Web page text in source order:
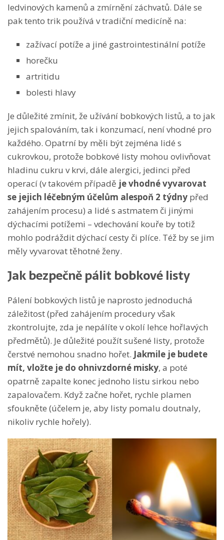
ledvinových kamenů a zmírnění záchvatů. Dále se
pak tento trik používá v tradiční medicíně na:
zažívací potíže a jiné gastrointestinální potíže
horečku
artritidu
bolesti hlavy
Je důležité zmínit, že užívání bobkových listů, a to jak
jejich spalováním, tak i konzumací, není vhodné pro
každého. Opatrní by měli být zejména lidé s
cukrovkou, protože bobkové listy mohou ovlivňovat
hladinu cukru v krvi, dále alergici, jedinci před
operací (v takovém případě je vhodné vyvarovat
se jejich léčebným účelům alespoň 2 týdny před
zahájením procesu) a lidé s astmatem či jinými
dýchacími potížemi – vdechování kouře by totiž
mohlo podráždit dýchací cesty či plíce. Též by se jim
měly vyvarovat těhotné ženy.
Jak bezpečně pálit bobkové listy
Pálení bobkových listů je naprosto jednoduchá
záležitost (před zahájením procedury však
zkontrolujte, zda je nepálíte v okolí lehce hořlavých
předmětů). Je důležité použít sušené listy, protože
čerstvé nemohou snadno hořet. Jakmile je budete
mít, vložte je do ohnivzdorné misky, a poté
opatrně zapalte konec jednoho listu sirkou nebo
zapalovačem. Když začne hořet, rychle plamen
sfoukněte (účelem je, aby listy pomalu doutnaly,
nikoliv rychle hořely).